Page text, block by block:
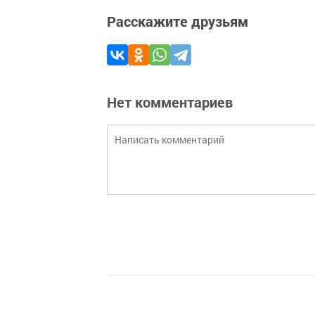
Расскажите друзьям
Нет комментариев